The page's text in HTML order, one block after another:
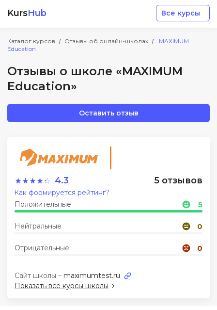
KursHub Все курсы
Каталог курсов Отзывы об онлайн-школах
MAXIMUM
Education
Отзывы о школе «MAXIMUM
Education»
Оставить отзыв
4.3 5 отзывов
Положительные 5
Нейтральные 0
Отрицательные 0
Как формируется рейтинг?
Показать все курсы школы
Сайт школы – maximumtest.ru
Разработка
Дизайн
Аналитика
Менеджмент